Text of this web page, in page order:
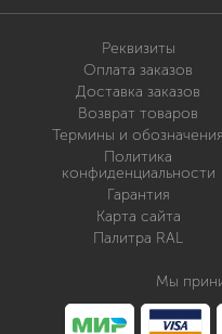
Реквизиты
Оплата заказов
Доставка заказов
Возврат товаров
Термины и обозначения
Политика
конфиденциальности
Гарантия
Карта сайта
Палитра RAL
Мы